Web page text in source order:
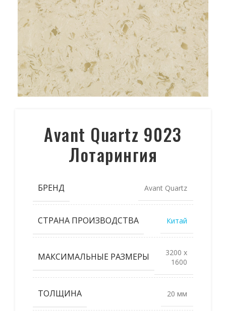
Avant Quartz 9023
Лотарингия
БРЕНД Avant Quartz
СТРАНА ПРОИЗВОДСТВА Китай
МАКСИМАЛЬНЫЕ РАЗМЕРЫ
3200 x
1600
ТОЛЩИНА 20 мм